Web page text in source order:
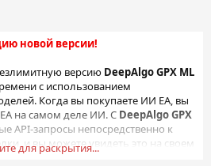
новой версии!
версию DeepAlgo GPX ML
с использованием
Когда вы покупаете ИИ EA, вы
на самом деле ИИ. С DeepAlgo GPX
API-запросы непосредственно к
и вы можете увидеть это на своем
Ключи API на 100%
для раскрытия...